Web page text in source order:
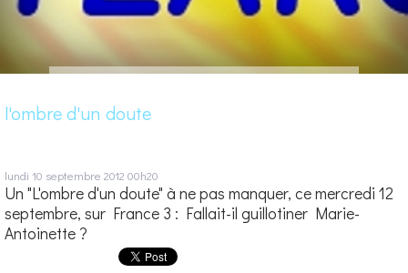
l'ombre d'un doute
lundi 10 septembre 2012 00h20
Un "L'ombre d'un doute" à ne pas manquer, ce mercredi 12
septembre, sur France 3 : Fallait-il guillotiner Marie-
Antoinette ?